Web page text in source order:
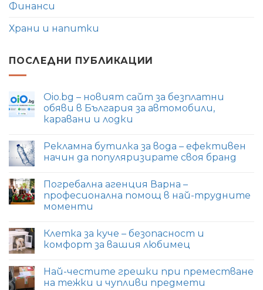
Финанси
Храни и напитки
ПОСЛЕДНИ ПУБЛИКАЦИИ
Oio.bg – новият сайт за безплатни
обяви в България за автомобили,
каравани и лодки
за
–
за
безплатни
обяви
в
автомобили,
каравани
и
Рекламна бутилка за вода – ефективен
начин да популяризирате своя бранд
за
Рекламна
бутилка
за
ефективен
начин
да
популяризирате
бранд
Погребална агенция Варна –
професионална помощ в най-трудните
моменти
за
Погребална
агенция
професионална
в
Клетка за куче – безопасност и
комфорт за вашия любимец
за
за
Най-честите грешки при преместване
на тежки и чупливи предмети